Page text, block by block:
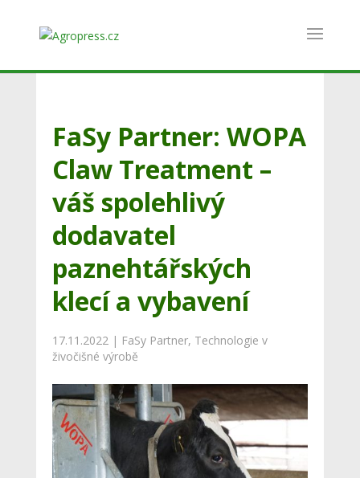
FaSy Partner: WOPA
Claw Treatment –
váš spolehlivý
dodavatel
paznehtářských
klecí a vybavení
17.11.2022 | FaSy Partner, Technologie v
živočišné výrobě